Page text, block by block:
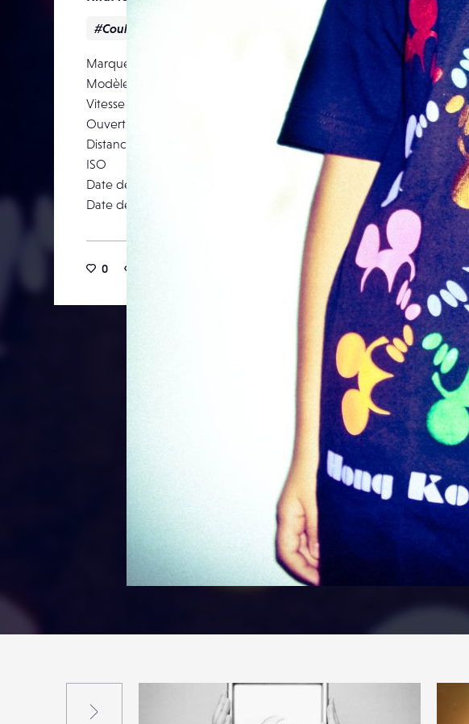
#Couleur #Portrait
Marque
SONY
Modèle
Vitesse d’obturation
Ouverture
Distance focale
ISO
100
Date de prise de vue
04 juillet 2011
Date de publication
20 novembre 2011
0